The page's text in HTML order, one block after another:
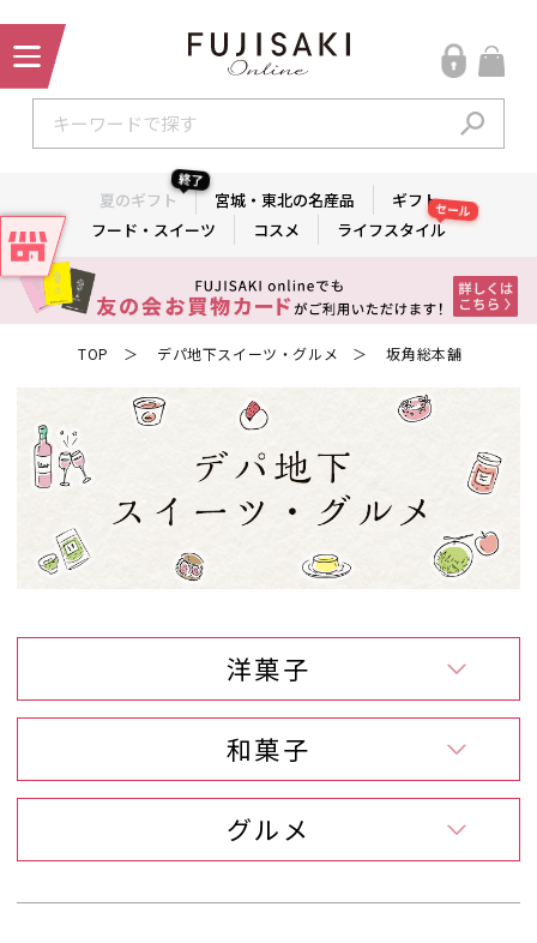
夏のギフト
終了
宮城・東北の名産品
ギフト
フード・スイーツ
コスメ ライフスタイル
セール
TOP ＞ デパ地下スイーツ・グルメ ＞ 坂角総本舖
洋菓子
和菓子
グルメ